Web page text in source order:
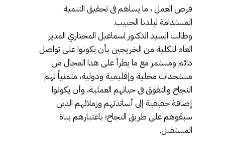
فرص العمل ، ما يساهم فى تحقيق التنمية
المستدامة لبلدنا الحبيب.
وطالب السيد الدكتور اسماعيل المختاري المدير
العام للكلية من الخريجين بأن يكونوا على تواصل
دائم ومستمر مع ما يطرأ على هذا المجال من
مستجدات محلية وإقليمية ودولية، متمنياً لهم
النجاح والتفوق فى حياتهم العملية، وأن يكونوا
إضافة حقيقية إلى أساتذتهم وزملائهم الذين
سبقوهم على طريق النجاح؛ باعتبارهم بناة
المستقبل.